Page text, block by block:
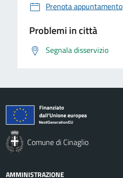
Prenota appuntamento
Problemi in città
Segnala disservizio
Comune di Cinaglio
AMMINISTRAZIONE